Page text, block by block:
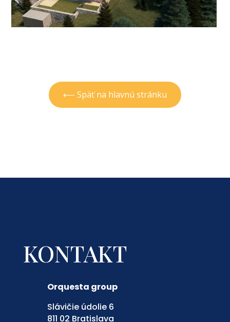
⟵ Späť na hlavnú stránku
KONTAKT
Orquesta group
Slávičie údolie 6
811 02 Bratislava